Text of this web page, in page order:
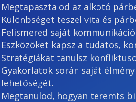
Megtapasztalod az alkotó
Különbséget teszel vita és
Felismered saját
Eszközöket kapsz a tudatos,
Stratégiákat tanulsz
Gyakorlatok során saját
lehetőségét.
Megtanulod, hogyan teremts